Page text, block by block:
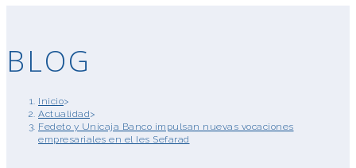
BLOG
Inicio>
Actualidad>
Fedeto y Unicaja Banco impulsan nuevas vocaciones
empresariales en el Ies Sefarad